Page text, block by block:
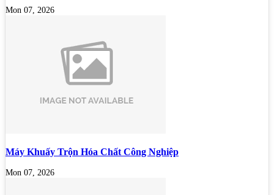
Mon 07, 2026
Máy Khuấy Trộn Hóa Chất Công Nghiệp
Mon 07, 2026